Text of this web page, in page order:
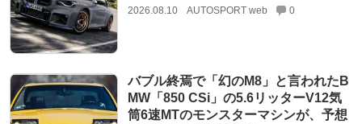
2026.08.10 AUTOSPORT web 0
バブル終焉で「幻のM8」と言われたB
MW「850 CSi」の5.6リッターV12気
筒6速MTのモンスターマシンが、予想